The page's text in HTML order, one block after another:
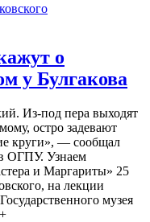
о
у Булгакова
Из-под пера выходят
остро задевают
круги», — сообщал
ОГПУ. Узнаем
и Маргариты» 25
на лекции
музея